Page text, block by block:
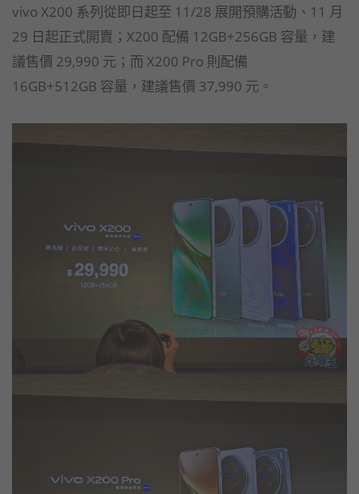
vivo X200 系列從即日起至 11/28 展開預購活動、11 月
29 日起正式開賣；X200 配備 12GB+256GB 容量，建
議售價 29,990 元；而 X200 Pro 則配備
16GB+512GB 容量，建議售價 37,990 元。